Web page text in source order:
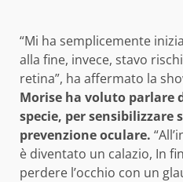
“Mi ha semplicemente
alla fine, invece, stavo
retina”, ha affermato la
Morise ha voluto parlare
specie, per sensibilizzare
prevenzione oculare.
è diventato un calazio, In
perdere l’occhio con un